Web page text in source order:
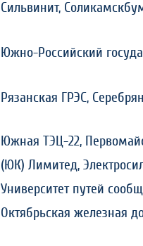
Сильвинит,
Южно-Российский
Рязанская ГРЭС,
Южная ТЭЦ-22,
(ЮК) Лимитед,
Университет путей
Октябрьская железная